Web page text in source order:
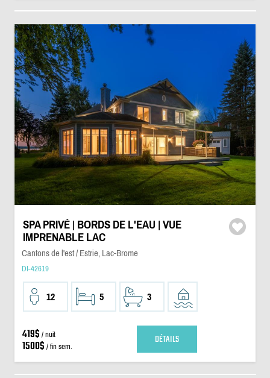
SPA PRIVÉ | BORDS DE L'EAU | VUE
IMPRENABLE LAC
Cantons de l'est / Estrie, Lac-Brome
DI-42619
12 5 3
419$ / nuit
1500$ / fin sem. DÉTAILS